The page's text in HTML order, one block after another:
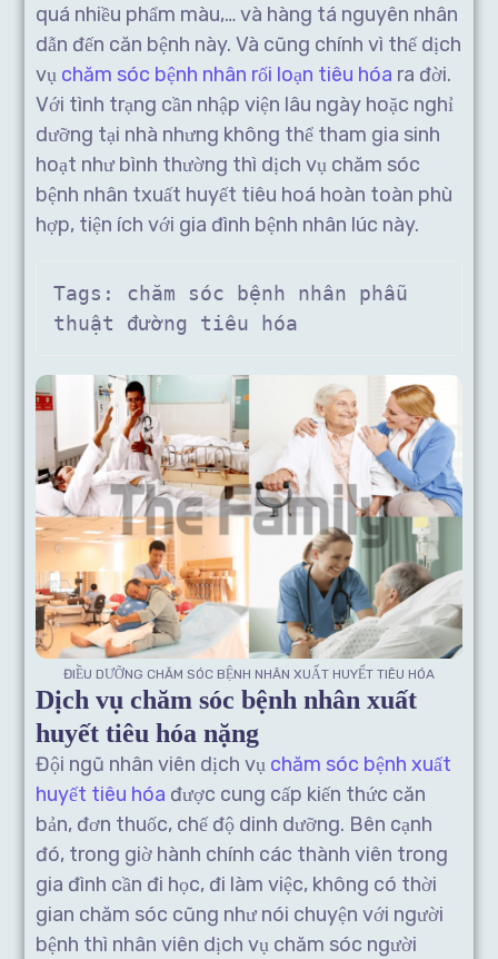
quá nhiều phẩm màu,… và hàng tá nguyên nhân
dẫn đến căn bệnh này. Và cũng chính vì thế dịch
vụ chăm sóc bệnh nhân rối loạn tiêu hóa ra đời.
Với tình trạng cần nhập viện lâu ngày hoặc nghỉ
dưỡng tại nhà nhưng không thể tham gia sinh
hoạt như bình thường thì dịch vụ chăm sóc
bệnh nhân txuất huyết tiêu hoá hoàn toàn phù
hợp, tiện ích với gia đình bệnh nhân lúc này.
Tags: chăm sóc bệnh nhân phẫu
thuật đường tiêu hóa
ĐIỀU DƯỠNG CHĂM SÓC BỆNH NHÂN XUẤT HUYẾT TIÊU HÓA
Dịch vụ chăm sóc bệnh nhân xuất
huyết tiêu hóa nặng
Đội ngũ nhân viên dịch vụ chăm sóc bệnh xuất
huyết tiêu hóa được cung cấp kiến thức căn
bản, đơn thuốc, chế độ dinh dưỡng. Bên cạnh
đó, trong giờ hành chính các thành viên trong
gia đình cần đi học, đi làm việc, không có thời
gian chăm sóc cũng như nói chuyện với người
bệnh thì nhân viên dịch vụ chăm sóc người